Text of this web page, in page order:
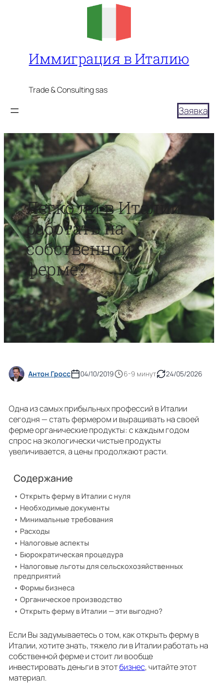
Иммиграция в Италию
Trade & Consulting sas
Заявка
Легко ли в Италии
работать на
собственной
ферме?
Антон Гросс 04/10/2019 6-9 минут 24/05/2026
Одна из самых прибыльных профессий в Италии
сегодня — стать фермером и выращивать на своей
ферме органические продукты: с каждым годом
спрос на экологически чистые продукты
увеличивается, а цены продолжают расти.
Содержание
Открыть ферму в Италии с нуля
Необходимые документы
Минимальные требования
Расходы
Налоговые аспекты
Бюрократическая процедура
Налоговые льготы для сельскохозяйственных
предприятий
Формы бизнеса
Органическое производство
Открыть ферму в Италии — эти выгодно?
Если Вы задумываетесь о том, как открыть ферму в
Италии, хотите знать, тяжело ли в Италии работать на
собственной ферме и стоит ли вообще
инвестировать деньги в этотбизнес, читайте этот
материал.